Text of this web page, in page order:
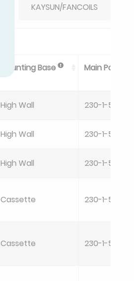
KAYSUN/FANCOILS
Mounting Base Main Power
High Wall 230-1-50
High Wall 230-1-50
High Wall 230-1-50
Cassette 230-1-50
Cassette 230-1-50